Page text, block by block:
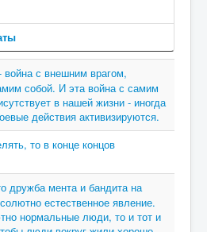
с внешним врагом,
собой. И эта война с самим
в нашей жизни - иногда
действия активизируются.
то в конце концов
дружба мента и бандита на
естественное явление.
нормальные люди, то и тот и